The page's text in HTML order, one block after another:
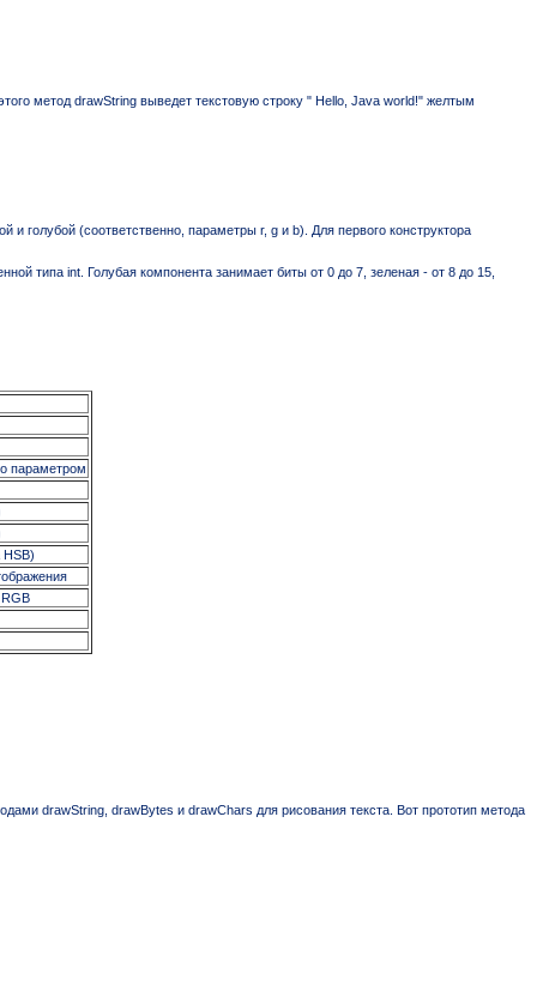
метод drawString выведет текстовую строку " Hello, Java world!" желтым
и голубой (соответственно, параметры r, g и b). Для первого конструктора
типа int. Голубая компонента занимает биты от 0 до 7, зеленая - от 8 до 15,
параметром
drawString, drawBytes и drawChars для рисования текста. Вот прототип метода